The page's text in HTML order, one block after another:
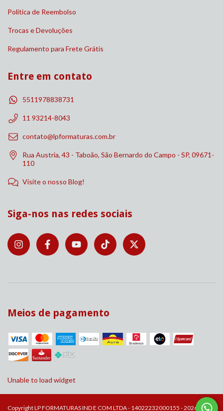
Política de Reembolso
Trocas e Devoluções
Regulamento para Frete Grátis
Entre em contato
5511978838731
11 93214-8043
contato@lpformaturas.com.br
Rua Austria, 43 - Taboão, São Bernardo do Campo - SP, 09671-
110
Visite o nosso Blog!
Siga-nos nas redes sociais
Meios de pagamento
Unable to load widget
Copyright LP FORMATURAS IND E COM LTDA - 14022232000155 - 2026.